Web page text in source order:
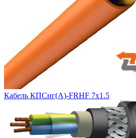
Кабель КПСнг(А)-FRHF 7х1.5